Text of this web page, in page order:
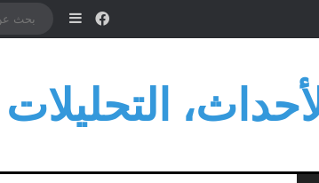
فيسبوكإضافة عمود
التحليلات